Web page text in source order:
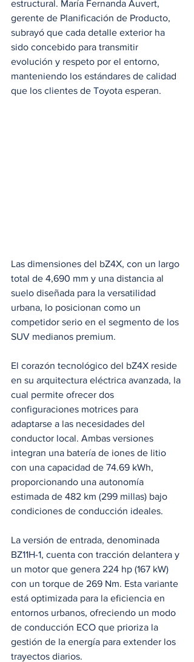
estructural. María Fernanda Auvert,
gerente de Planificación de Producto,
subrayó que cada detalle exterior ha
sido concebido para transmitir
evolución y respeto por el entorno,
manteniendo los estándares de calidad
que los clientes de Toyota esperan.
Las dimensiones del bZ4X, con un largo
total de 4,690 mm y una distancia al
suelo diseñada para la versatilidad
urbana, lo posicionan como un
competidor serio en el segmento de los
SUV medianos premium.
El corazón tecnológico del bZ4X reside
en su arquitectura eléctrica avanzada, la
cual permite ofrecer dos
configuraciones motrices para
adaptarse a las necesidades del
conductor local. Ambas versiones
integran una batería de iones de litio
con una capacidad de 74.69 kWh,
proporcionando una autonomía
estimada de 482 km (299 millas) bajo
condiciones de conducción ideales.
La versión de entrada, denominada
BZ11H-1, cuenta con tracción delantera y
un motor que genera 224 hp (167 kW)
con un torque de 269 Nm. Esta variante
está optimizada para la eficiencia en
entornos urbanos, ofreciendo un modo
de conducción ECO que prioriza la
gestión de la energía para extender los
trayectos diarios.